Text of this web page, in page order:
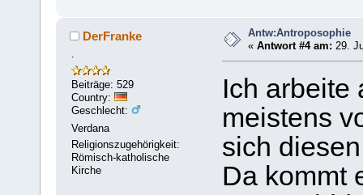
DerFranke
Beiträge: 529
Country:
Geschlecht:
Verdana
Religionszugehörigkeit:
Römisch-katholische
Kirche
Antw:Antroposophie
«Antwort #4 am: 29.
Ich arbeite
meistens
sich
Da kommt